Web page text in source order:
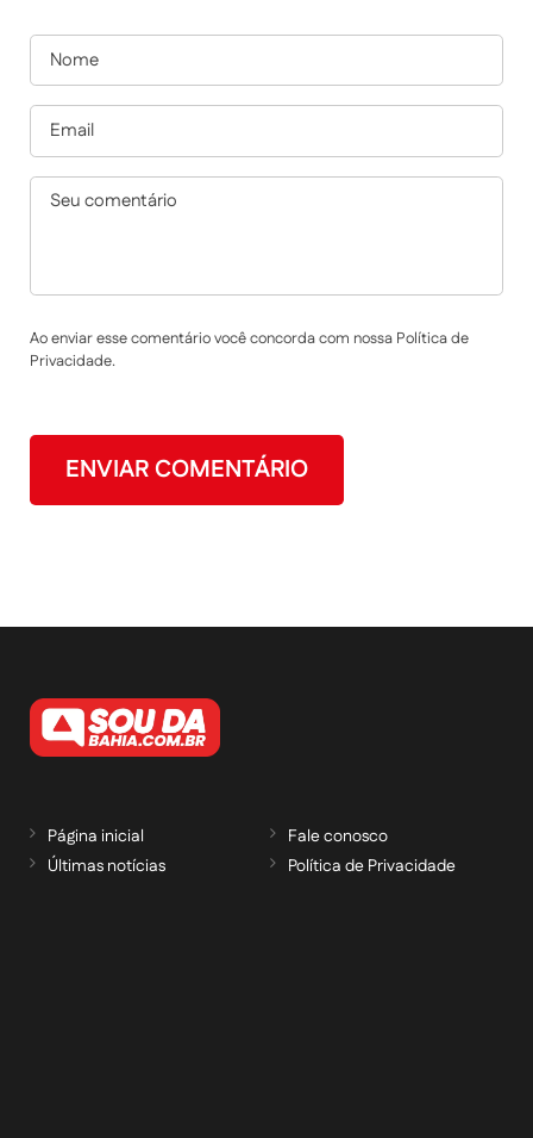
Ao enviar esse comentário você concorda com nossa Política de
Privacidade.
Página inicial
Últimas notícias
Fale conosco
Política de Privacidade